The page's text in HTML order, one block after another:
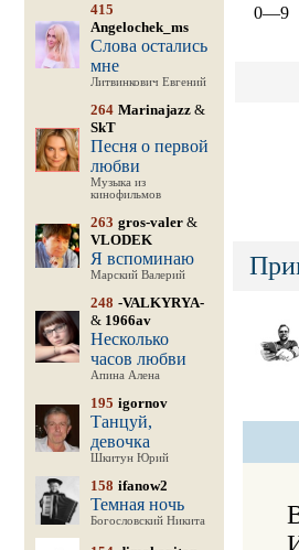
415
Angelochek_ms
Слова остались
мне
Литвинкович Евгений
264 Marinajazz&
SkT
Песня о первой
любви
Музыка из
кинофильмов
263 gros-valer&
VLODEK
Я вспоминаю
Марский Валерий
248 -VALKYRYA-
& 1966av
Несколько
часов любви
Апина Алена
195 igornov
Танцуй,
девочка
Шкитун Юрий
158 ifanow2
Темная ночь
Богословский Никита
0—9